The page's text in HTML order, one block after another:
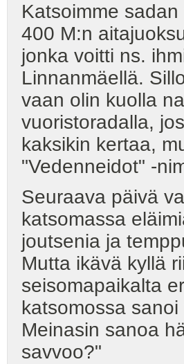
Katsoimme
400 M:n
jonka voitti ns.
Linnanmäellä.
vaan olin kuolla
vuoristoradalla,
kaksikin kertaa,
"Vedenneidot" -
Seuraava päivä
katsomassa
joutsenia ja
Mutta ikävä kyllä
seisomapaikalta
katsomossa
Meinasin sanoa
savvoo?"